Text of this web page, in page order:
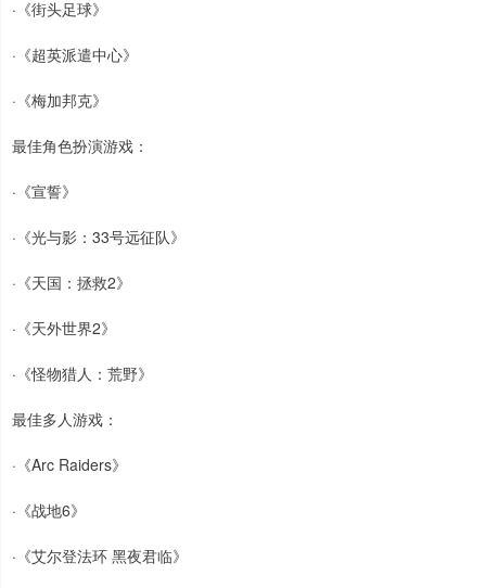
·《街头足球》
·《超英派遣中心》
·《梅加邦克》
最佳角色扮演游戏：
·《宣誓》
·《光与影：33号远征队》
·《天国：拯救2》
·《天外世界2》
·《怪物猎人：荒野》
最佳多人游戏：
·《Arc Raiders》
·《战地6》
·《艾尔登法环 黑夜君临》